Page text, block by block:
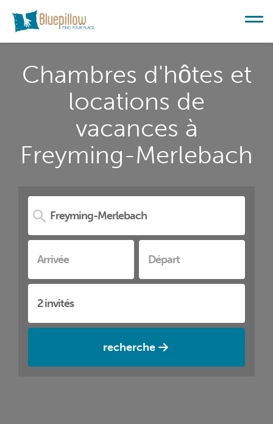
Chambres d'hôtes et
locations de
vacances à
Freyming-Merlebach
recherche